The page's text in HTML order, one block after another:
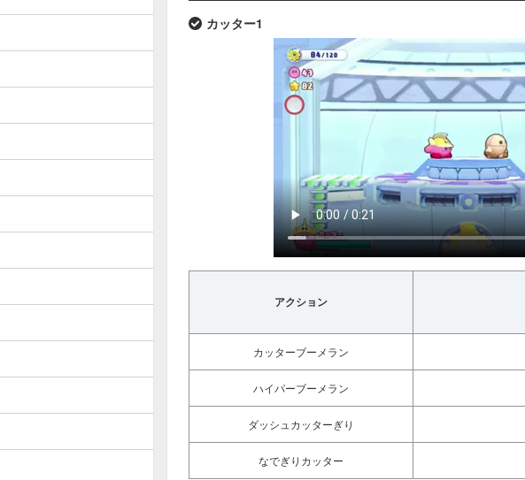
カッター1
アクション
カッターブーメラン
ハイパーブーメラン
ダッシュカッターぎり
なでぎりカッター